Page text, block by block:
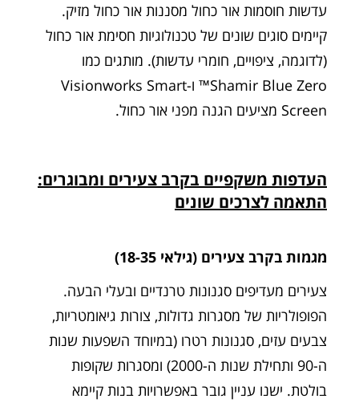
עדשות חוסמות אור כחול מסננות אור כחול מזיק.
קיימים סוגים שונים של טכנולוגיות חסימת אור כחול
(לדוגמה, ציפויים, חומרי עדשות). מותגים כמו
Shamir Blue Zero™ ו-Visionworks Smart
Screen מציעים הגנה מפני אור כחול.
העדפות משקפיים בקרב צעירים ומבוגרים:
התאמה לצרכים שונים
מגמות בקרב צעירים (גילאי 18-35)
צעירים מעדיפים סגנונות טרנדיים ובעלי הבעה.
הפופולריות של מסגרות גדולות, צורות גיאומטריות,
צבעים עזים, סגנונות רטרו (במיוחד השפעות שנות
ה-90 ותחילת שנות ה-2000) ומסגרות שקופות
בולטת. ישנו עניין גובר באפשרויות בנות קיימא